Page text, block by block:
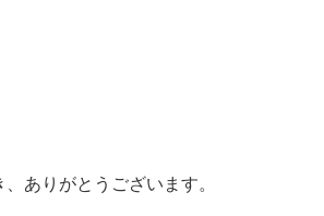
ありがとうございます。